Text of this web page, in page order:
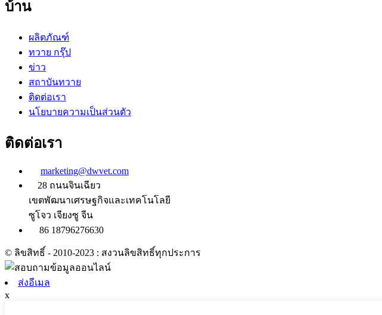
บ้าน
ผลิตภัณฑ์
ทวาย กรุ๊ป
ข่าว
สถาบันทวาย
ติดต่อเรา
นโยบายความเป็นส่วนตัว
ติดต่อเรา
marketing@dwvet.com
28 ถนนจินเฉียว
เขตพัฒนาเศรษฐกิจและเทคโนโลยี
ซูโจว เจียงซู จีน
86 18796276630
© ลิขสิทธิ์ - 2010-2023 : สงวนลิขสิทธิ์ทุกประการ
ส่งอีเมล
x